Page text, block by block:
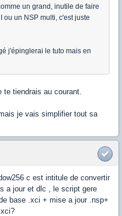
un grand, inutile de faire
ou un NSP multi, c'est juste
j'épinglerai le tuto mais en
tiendrais au courant.
je vais simplifier tout sa
c est intitule de convertir
a jour et dlc , le script gere
base .xci + mise a jour .nsp+